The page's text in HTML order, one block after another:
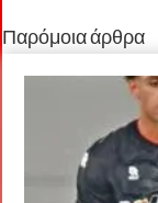
Παρόμοια άρθρα